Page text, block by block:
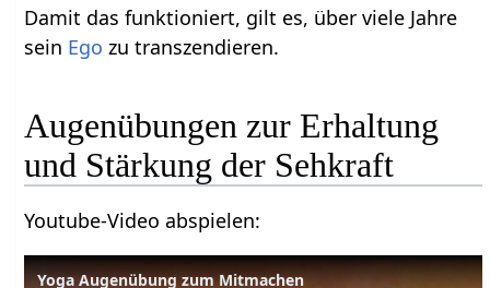
Damit das funktioniert, gilt es, über viele Jahre
sein Ego zu transzendieren.
Augenübungen zur Erhaltung
und Stärkung der Sehkraft
Youtube-Video abspielen:
Yoga Augenübung zum Mitmachen